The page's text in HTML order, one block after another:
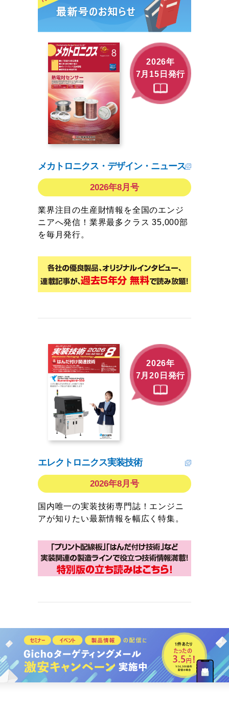
2026年
7月15日発行
メカトロニクス・デザイン・ニュース
2026年8月号
業界注目の生産財情報を全国のエンジ
ニアへ発信！業界最多クラス 35,000部
を毎月発行。
2026年
7月20日発行
エレクトロニクス実装技術
2026年8月号
国内唯一の実装技術専門誌！エンジニ
アが知りたい最新情報を幅広く特集。